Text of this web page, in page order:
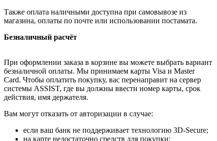
Также оплата наличными доступна при самовывозе из
магазина, оплаты по почте или использовании постамата.
Безналичный расчёт
При оформлении заказа в корзине вы можете выбрать вариант
безналичной оплаты. Мы принимаем карты Visa и Master
Card. Чтобы оплатить покупку, вас перенаправит на сервер
системы ASSIST, где вы должны ввести номер карты, срок
действия, имя держателя.
Вам могут отказать от авторизации в случае:
если ваш банк не поддерживает технологию 3D-Secure;
на карте недостаточно средств для покупки;